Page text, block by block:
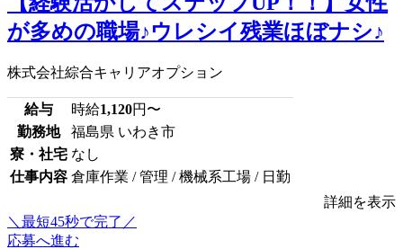
が多めの職場♪ウレシイ残業ほぼナシ♪
株式会社綜合キャリアオプション
給与 時給1,120円〜
勤務地
福島県 いわき市
寮・社宅 なし
仕事内容 倉庫作業 / 管理 / 機械系工場 / 日勤
詳細を表示
＼最短45秒で完了／
応募へ進む